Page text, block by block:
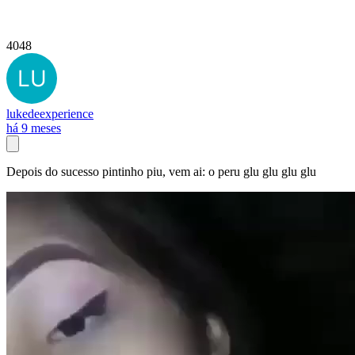
4048
lukedeexperience
há 9 meses
Depois do sucesso pintinho piu, vem ai: o peru glu glu glu glu